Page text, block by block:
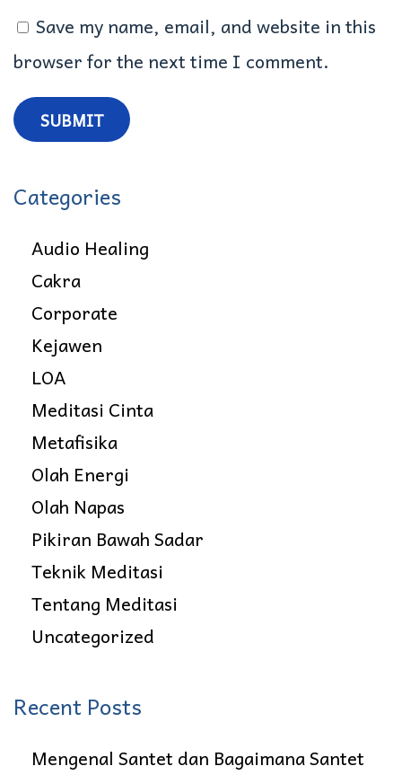
k
P
e
n
e
Save my name, email, and website in this
browser for the next time I comment.
Categories
Audio Healing
Cakra
Corporate
Kejawen
LOA
Meditasi Cinta
Metafisika
Olah Energi
Olah Napas
Pikiran Bawah Sadar
Teknik Meditasi
Tentang Meditasi
Uncategorized
Recent Posts
Mengenal Santet dan Bagaimana Santet